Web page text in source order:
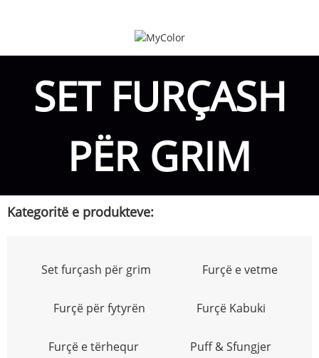
SET FURÇASH
PËR GRIM
Kategoritë e produkteve:
Set furçash për grim Furçë e vetme
Furçë për fytyrën Furçë Kabuki
Furçë e tërhequr Puff & Sfungjer